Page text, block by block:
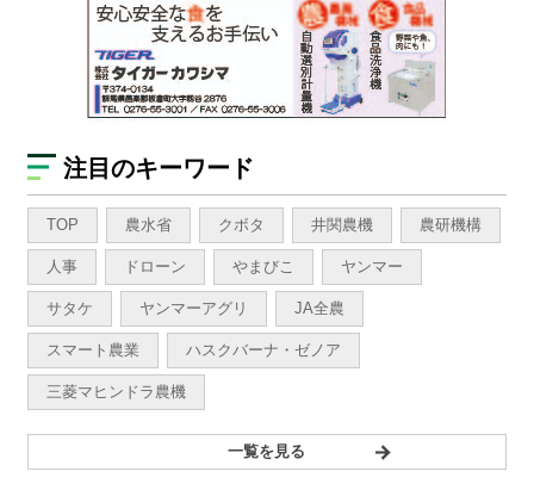
注目のキーワード
TOP 農水省 クボタ 井関農機 農研機構
人事 ドローン やまびこ ヤンマー
サタケ ヤンマーアグリ JA全農
スマート農業 ハスクバーナ・ゼノア
三菱マヒンドラ農機
一覧を見る